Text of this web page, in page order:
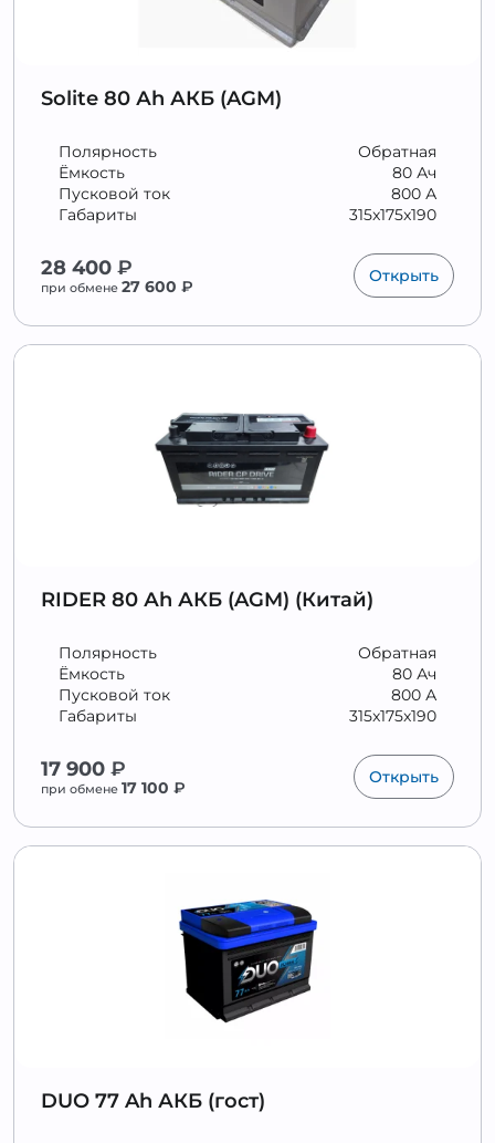
Solite 80 Аh АКБ (AGM)
Обратная
Полярность
80 Ач
Ёмкость
800 А
Пусковой ток
315x175x190
Габариты
28 400 ₽
при обмене 27 600 ₽
Открыть
RIDER 80 Аh АКБ (AGM) (Китай)
Обратная
Полярность
80 Ач
Ёмкость
800 А
Пусковой ток
315x175x190
Габариты
17 900 ₽
при обмене 17 100 ₽
Открыть
DUO 77 Ah АКБ (гост)